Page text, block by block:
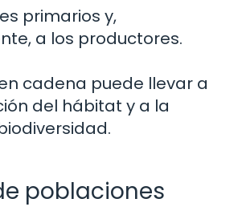
primarios y,
a los productores.
cadena puede llevar a
del hábitat y a la
poblaciones